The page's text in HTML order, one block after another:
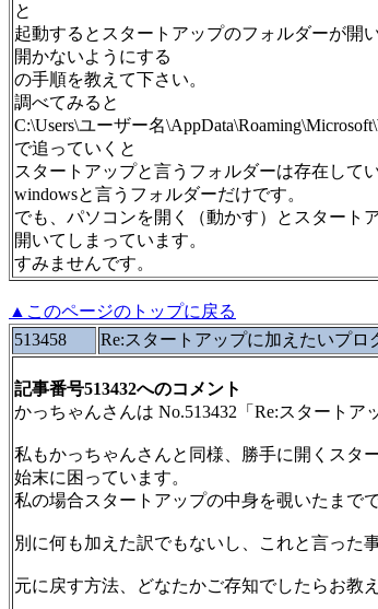
と
起動するとスタートアップのフォルダーが開
開かないようにする
の手順を教えて下さい。
調べてみると
C:\Users\ユーザー名
で追っていくと
スタートアップと言うフォルダーは存在して
windowsと言うフォルダーだけです。
でも、パソコンを開く（動かす）とスタート
開いてしまっています。
すみませんです。
▲このページのトップに戻る
513458
Re:スタートアップに加えたいプロ
記事番号513432へのコメント
かっちゃんさんは No.513432「Re:スタート
私もかっちゃんさんと同様、勝手に開くスタ
始末に困っています。
私の場合スタートアップの中身を覗いたまでで
別に何も加えた訳でもないし、これと言った
元に戻す方法、どなたかご存知でしたらお教え